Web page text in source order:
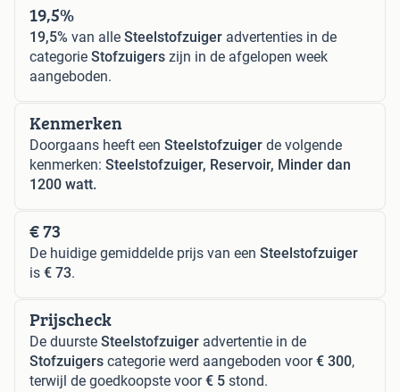
19,5%
19,5% van alle Steelstofzuiger advertenties in de
categorie Stofzuigers zijn in de afgelopen week
aangeboden.
Kenmerken
Doorgaans heeft een Steelstofzuiger de volgende
kenmerken: Steelstofzuiger, Reservoir, Minder dan
1200 watt.
€ 73
De huidige gemiddelde prijs van een Steelstofzuiger
is € 73.
Prijscheck
De duurste Steelstofzuiger advertentie in de
Stofzuigers categorie werd aangeboden voor€ 300,
terwijl de goedkoopste voor€ 5 stond.